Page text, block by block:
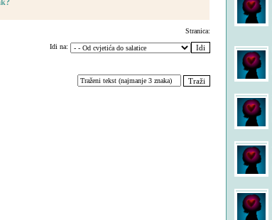
Stranica:
Idi na: